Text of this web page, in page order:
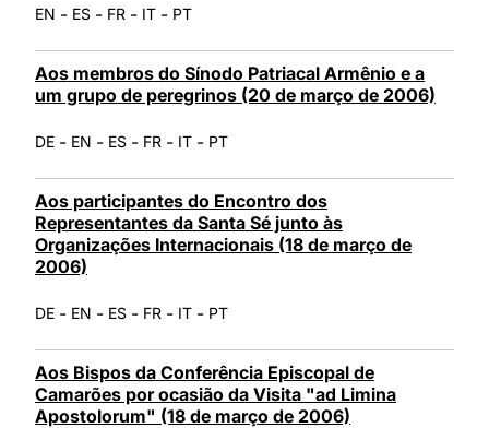
EN - ES - FR - IT - PT
Aos membros do Sínodo Patriacal Armênio e a
um grupo de peregrinos (20 de março de 2006)
DE - EN - ES - FR - IT - PT
Aos participantes do Encontro dos
Representantes da Santa Sé junto às
Organizações Internacionais (18 de março de
2006)
DE - EN - ES - FR - IT - PT
Aos Bispos da Conferência Episcopal de
Camarões por ocasião da Visita "ad Limina
Apostolorum" (18 de março de 2006)